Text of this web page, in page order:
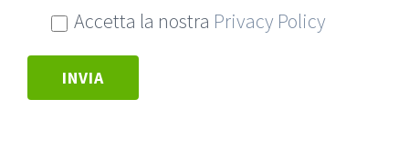
Accetta la nostra Privacy Policy